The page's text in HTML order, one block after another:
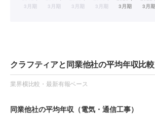
クラフティアと同業他社の平均年収比較
業界横比較・最新有報ベース
同業他社の平均年収 （電気・通信工事）